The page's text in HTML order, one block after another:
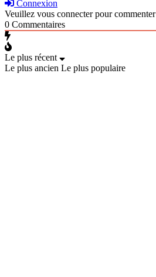
Connexion
Veuillez vous connecter pour commenter
0 Commentaires
Le plus récent
Le plus ancien Le plus populaire